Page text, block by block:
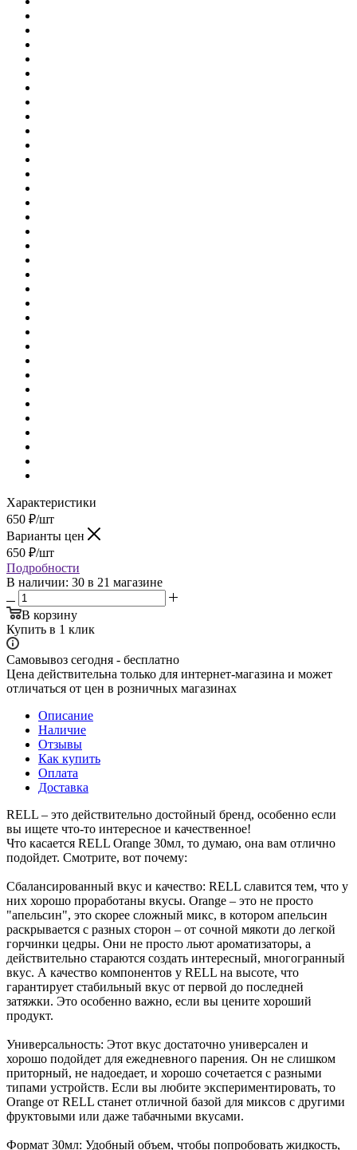
Характеристики
650 ₽/шт
Варианты цен
650 ₽/шт
Подробности
В наличии: 30 в 21 магазине
В корзину
Купить в 1 клик
Самовывоз сегодня - бесплатно
Цена действительна только для интернет-магазина и может
отличаться от цен в розничных магазинах
Описание
Наличие
Отзывы
Как купить
Оплата
Доставка
RELL – это действительно достойный бренд, особенно если
вы ищете что-то интересное и качественное!
Что касается RELL Orange 30мл, то думаю, она вам отлично
подойдет. Смотрите, вот почему:
Сбалансированный вкус и качество: RELL славится тем, что у
них хорошо проработаны вкусы. Orange – это не просто
"апельсин", это скорее сложный микс, в котором апельсин
раскрывается с разных сторон – от сочной мякоти до легкой
горчинки цедры. Они не просто льют ароматизаторы, а
действительно стараются создать интересный, многогранный
вкус. А качество компонентов у RELL на высоте, что
гарантирует стабильный вкус от первой до последней
затяжки. Это особенно важно, если вы цените хороший
продукт.
Универсальность: Этот вкус достаточно универсален и
хорошо подойдет для ежедневного парения. Он не слишком
приторный, не надоедает, и хорошо сочетается с разными
типами устройств. Если вы любите экспериментировать, то
Orange от RELL станет отличной базой для миксов с другими
фруктовыми или даже табачными вкусами.
Формат 30мл: Удобный объем, чтобы попробовать жидкость,